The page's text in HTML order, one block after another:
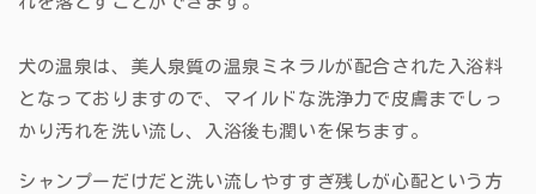
犬の温泉は、美人泉質の温泉ミネラルが配合された入浴料
となっておりますので、マイルドな洗浄力で皮膚までしっ
かり汚れを洗い流し、入浴後も潤いを保ちます。
シャンプーだけだと洗い流しやすすぎ残しが心配という方